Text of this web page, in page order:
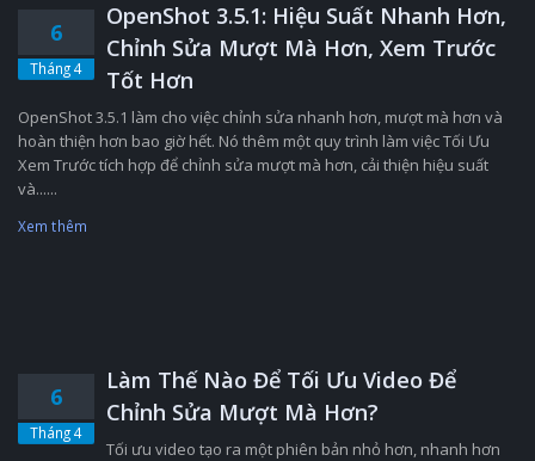
6
Tháng 4
OpenShot 3.5.1: Hiệu Suất Nhanh Hơn,
Chỉnh Sửa Mượt Mà Hơn, Xem Trước
Tốt Hơn
OpenShot 3.5.1 làm cho việc chỉnh sửa nhanh hơn, mượt mà hơn và
hoàn thiện hơn bao giờ hết. Nó thêm một quy trình làm việc Tối Ưu
Xem Trước tích hợp để chỉnh sửa mượt mà hơn, cải thiện hiệu suất
và......
Xem thêm
6
Tháng 4
Làm Thế Nào Để Tối Ưu Video Để
Chỉnh Sửa Mượt Mà Hơn?
Tối ưu video tạo ra một phiên bản nhỏ hơn, nhanh hơn